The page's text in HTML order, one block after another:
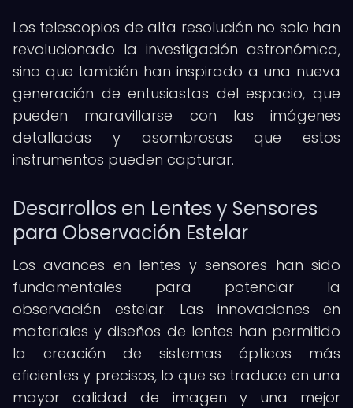
Los telescopios de alta resolución no solo han
revolucionado la investigación astronómica,
sino que también han inspirado a una nueva
generación de entusiastas del espacio, que
pueden maravillarse con las imágenes
detalladas y asombrosas que estos
instrumentos pueden capturar.
Desarrollos en Lentes y Sensores
para Observación Estelar
Los avances en lentes y sensores han sido
fundamentales para potenciar la
observación estelar. Las innovaciones en
materiales y diseños de lentes han permitido
la creación de sistemas ópticos más
eficientes y precisos, lo que se traduce en una
mayor calidad de imagen y una mejor